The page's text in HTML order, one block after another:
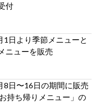
付
1日より季節メニューと
ニューを販売
8日〜16日の期間に販売
持ち帰りメニュー」の